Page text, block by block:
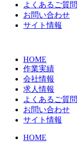
よくあるご質問
お問い合わせ
サイト情報
HOME
作業実績
会社情報
求人情報
よくあるご質問
お問い合わせ
サイト情報
HOME